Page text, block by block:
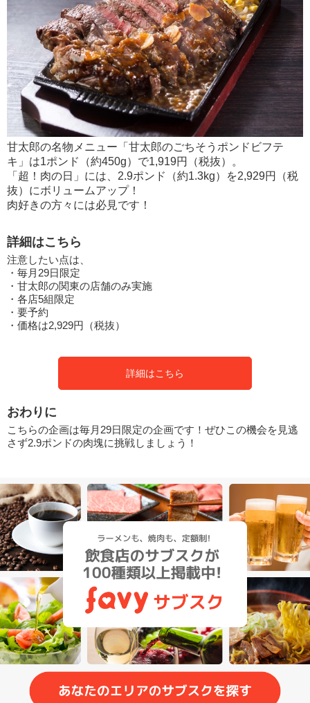
甘太郎の名物メニュー「甘太郎のごちそうポンドビフテ
キ」は1ポンド（約450g）で1,919円（税抜）。
「超！肉の日」には、2.9ポンド（約1.3kg）を2,929円（税
抜）にボリュームアップ！
肉好きの方々には必見です！
詳細はこちら
注意したい点は、
・毎月29日限定
・甘太郎の関東の店舗のみ実施
・各店5組限定
・要予約
・価格は2,929円（税抜）
詳細はこちら
おわりに
こちらの企画は毎月29日限定の企画です！ぜひこの機会を見逃
さず2.9ポンドの肉塊に挑戦しましょう！